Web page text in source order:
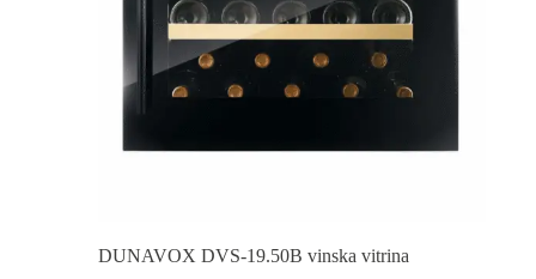
DUNAVOX DVS-19.50B vinska vitrina